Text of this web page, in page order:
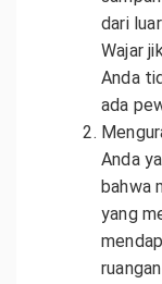
dari
Wajar
Anda
ada
Anda
bahwa
yang